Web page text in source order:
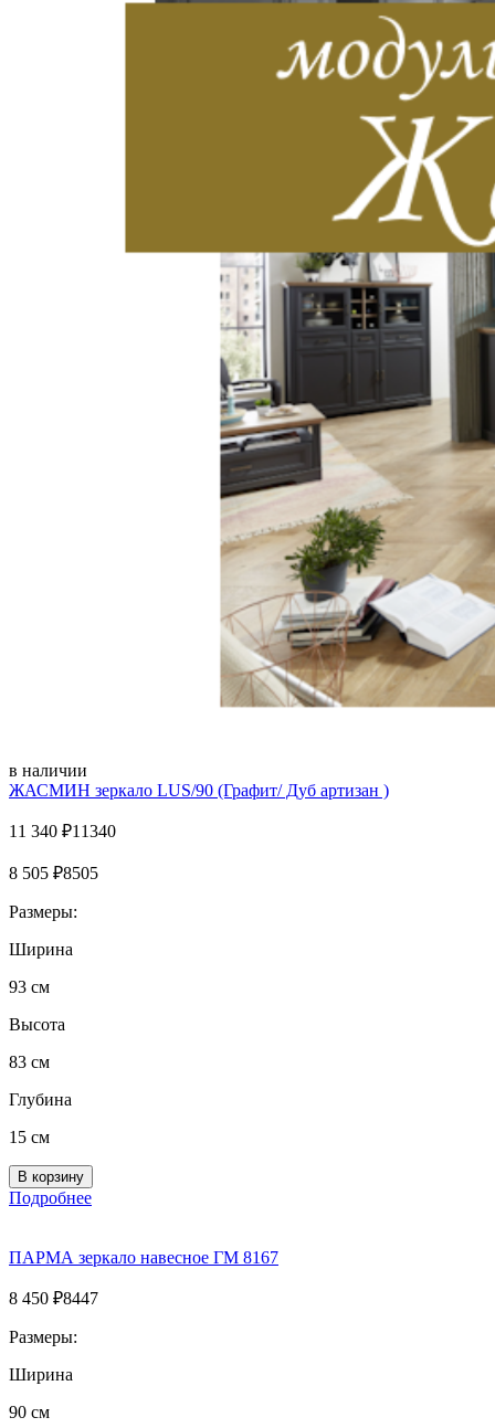
в наличии
ЖАСМИН зеркало LUS/90 (Графит/ Дуб артизан )
11 340 ₽11340
8 505 ₽8505
Размеры:
Ширина
93 см
Высота
83 см
Глубина
15 см
Подробнее
ПАРМА зеркало навесное ГМ 8167
8 450 ₽8447
Размеры:
Ширина
90 см